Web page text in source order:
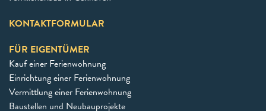
KONTAKTFORMULAR
FÜR EIGENTÜMER
Kauf einer Ferienwohnung
Einrichtung einer Ferienwohnung
Vermittlung einer Ferienwohnung
Baustellen und Neubauprojekte